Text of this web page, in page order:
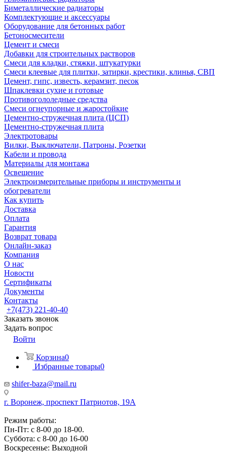
Биметаллические радиаторы
Комплектующие и аксессуары
Оборудование для бетонных работ
Бетоносмесители
Цемент и смеси
Добавки для строительных растворов
Смеси для кладки, стяжки, штукатурки
Смеси клеевые для плитки, затирки, крестики, клинья, СВП
Цемент, гипс, известь, керамзит, песок
Шпаклевки сухие и готовые
Противогололедные средства
Смеси огнеупорные и жаростойкие
Цементно-стружечная плита (ЦСП)
Цементно-стружечная плита
Электротовары
Вилки, Выключатели, Патроны, Розетки
Кабели и провода
Материалы для монтажа
Освещение
Электроизмерительные приборы и инструменты и
обогреватели
Как купить
Доставка
Оплата
Гарантия
Возврат товара
Онлайн-заказ
Компания
О нас
Новости
Сертификаты
Документы
Контакты
+7(473) 221-40-40
Заказать звонок
Задать вопрос
Войти
Корзина0
Избранные товары0
shifer-baza@mail.ru
г. Воронеж, проспект Патриотов, 19А
Режим работы:
Пн-Пт: с 8-00 до 18-00.
Суббота: с 8-00 до 16-00
Воскресенье: Выходной